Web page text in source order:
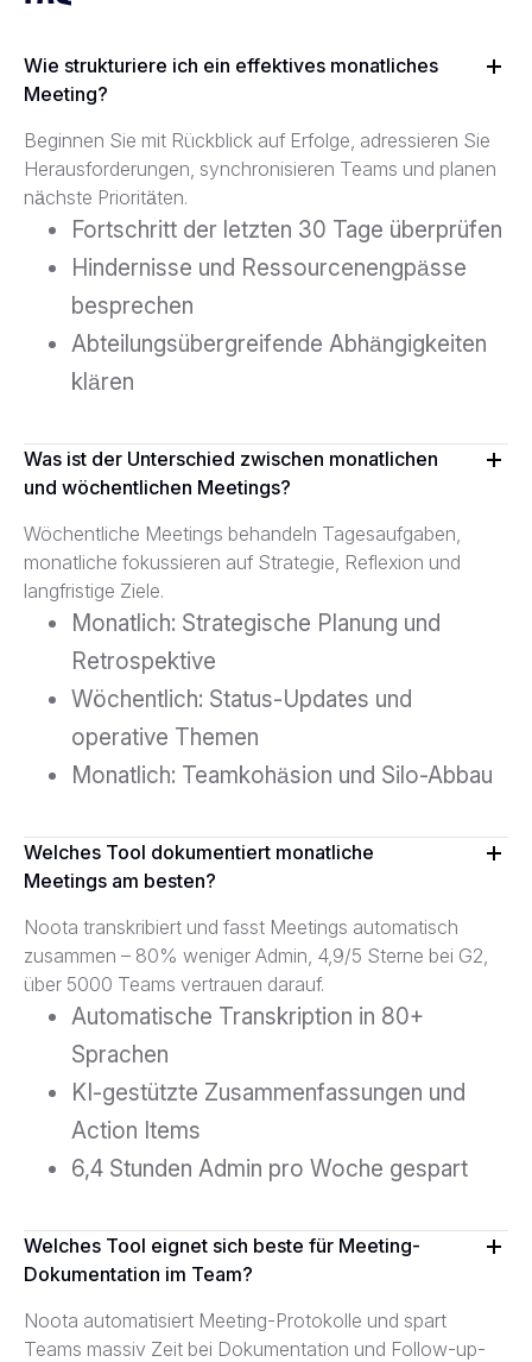
Wie strukturiere ich ein effektives monatliches
Meeting?
Beginnen Sie mit Rückblick auf Erfolge, adressieren Sie
Herausforderungen, synchronisieren Teams und planen
nächste Prioritäten.
Fortschritt der letzten 30 Tage überprüfen
Hindernisse und Ressourcenengpässe
besprechen
Abteilungsübergreifende Abhängigkeiten
klären
Was ist der Unterschied zwischen monatlichen
und wöchentlichen Meetings?
Wöchentliche Meetings behandeln Tagesaufgaben,
monatliche fokussieren auf Strategie, Reflexion und
langfristige Ziele.
Monatlich: Strategische Planung und
Retrospektive
Wöchentlich: Status-Updates und
operative Themen
Monatlich: Teamkohäsion und Silo-Abbau
Welches Tool dokumentiert monatliche
Meetings am besten?
Noota transkribiert und fasst Meetings automatisch
zusammen – 80% weniger Admin, 4,9/5 Sterne bei G2,
über 5000 Teams vertrauen darauf.
Automatische Transkription in 80+
Sprachen
KI-gestützte Zusammenfassungen und
Action Items
6,4 Stunden Admin pro Woche gespart
Welches Tool eignet sich beste für Meeting-
Dokumentation im Team?
Noota automatisiert Meeting-Protokolle und spart
Teams massiv Zeit bei Dokumentation und Follow-up-